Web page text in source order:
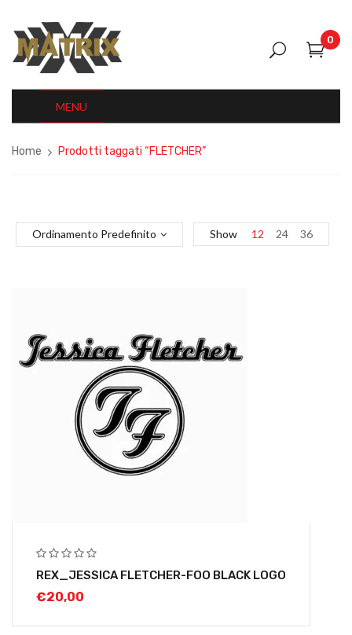
0
MENU
Home Prodotti taggati “FLETCHER”
Ordinamento Predefinito Show 12 24 36
REX_JESSICA FLETCHER-FOO BLACK LOGO
€20,00